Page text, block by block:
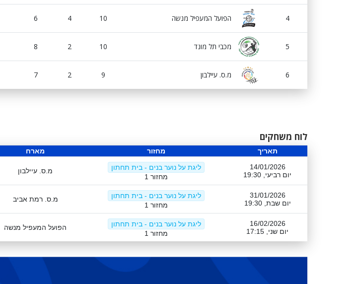
6 4 10 הפועל המעפיל מנשה 4
8 2 10 מכבי תל מונד 5
7 2 9 מ.ס. עיילבון 6
לוח משחקים
מארח מחזור תאריך
מ.ס. עיילבון
ליגת על נוער בנים - בית תחתון
מחזור 1
14/01/2026
יום רביעי, 19:30
מ.ס. רמת אביב
ליגת על נוער בנים - בית תחתון
מחזור 1
31/01/2026
יום שבת, 19:30
הפועל המעפיל מנשה
ליגת על נוער בנים - בית תחתון
מחזור 1
16/02/2026
יום שני, 17:15